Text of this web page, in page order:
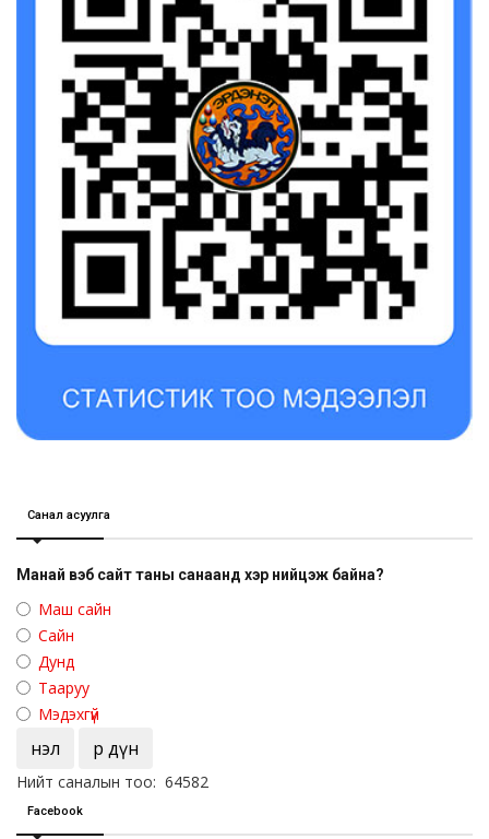
Санал асуулга
Манай вэб сайт таны санаанд хэр нийцэж байна?
Маш сайн
Сайн
Дунд
Тааруу
Мэдэхгүй
Үнэл Үр дүн
Нийт саналын тоо: 64582
Facebook